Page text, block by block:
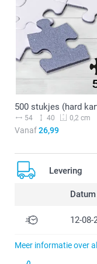
500 stukjes (hard
54 40 0,2 cm
Vanaf26,99
Levering
Datum
12-08-
Meer informatie over